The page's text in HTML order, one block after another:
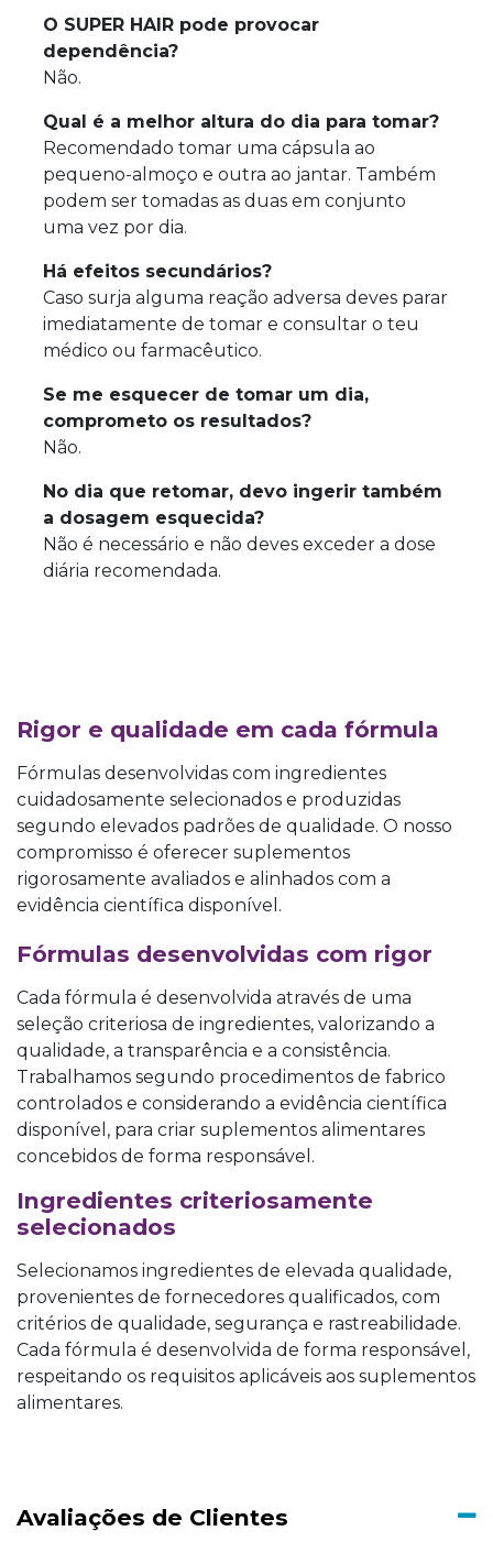
O SUPER HAIR pode provocar
dependência?
Não.
Qual é a melhor altura do dia para tomar?
Recomendado tomar uma cápsula ao
pequeno-almoço e outra ao jantar. Também
podem ser tomadas as duas em conjunto
uma vez por dia.
Há efeitos secundários?
Caso surja alguma reação adversa deves parar
imediatamente de tomar e consultar o teu
médico ou farmacêutico.
Se me esquecer de tomar um dia,
comprometo os resultados?
Não.
No dia que retomar, devo ingerir também
a dosagem esquecida?
Não é necessário e não deves exceder a dose
diária recomendada.
Rigor e qualidade em cada fórmula
Fórmulas desenvolvidas com ingredientes
cuidadosamente selecionados e produzidas
segundo elevados padrões de qualidade. O nosso
compromisso é oferecer suplementos
rigorosamente avaliados e alinhados com a
evidência científica disponível.
​Fórmulas desenvolvidas com rigor
Cada fórmula é desenvolvida através de uma
seleção criteriosa de ingredientes, valorizando a
qualidade, a transparência e a consistência.
Trabalhamos segundo procedimentos de fabrico
controlados e considerando a evidência científica
disponível, para criar suplementos alimentares
concebidos de forma responsável.
Ingredientes criteriosamente
selecionados
Selecionamos ingredientes de elevada qualidade,
provenientes de fornecedores qualificados, com
critérios de qualidade, segurança e rastreabilidade.
Cada fórmula é desenvolvida de forma responsável,
respeitando os requisitos aplicáveis aos suplementos
alimentares.
Avaliações de Clientes